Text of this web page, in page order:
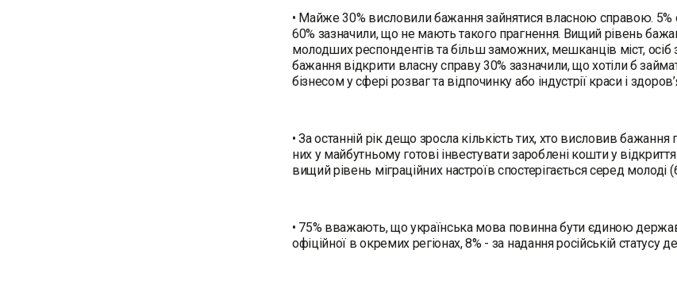
• Майже 30% висловили бажання зайнятися власною справою.
60% зазначили, що не мають такого прагнення. Вищий рівень
молодших респондентів та більш заможних, мешканців міст, осіб
бажання відкрити власну справу 30% зазначили, що хотіли б
бізнесом у сфері розваг та відпочинку або індустрії краси і
• За останній рік дещо зросла кількість тих, хто висловив
них у майбутньому готові інвестувати зароблені кошти у
вищий рівень міграційних настроїв спостерігається серед молоді
• 75% вважають, що українська мова повинна бути єдиною
офіційної в окремих регіонах, 8% - за надання російській статусу